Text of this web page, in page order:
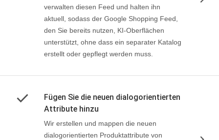
verwalten diesen Feed und halten ihn
aktuell, sodass der Google Shopping Feed,
den Sie bereits nutzen, KI-Oberflächen
unterstützt, ohne dass ein separater Katalog
erstellt oder gepflegt werden muss.
Fügen Sie die neuen dialogorientierten
Attribute hinzu
Wir erstellen und mappen die neuen
dialogorientierten Produktattribute von